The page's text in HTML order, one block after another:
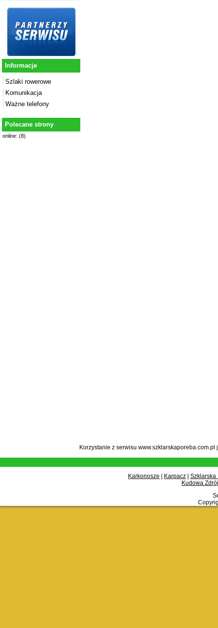
Informacje
Szlaki rowerowe
Komunikacja
Ważne telefony
Polecane strony
online: (8)
Korzystanie z serwisu
Karkonosze Karpacz
Szklarska
Kudowa